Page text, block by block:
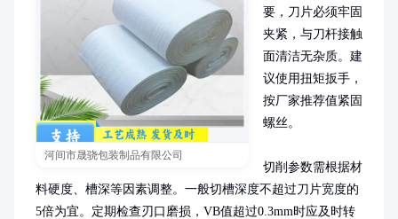
河间市晟骁包装制品有限公司
要，刀片必须牢固
夹紧，与刀杆接触
面清洁无杂质。建
议使用扭矩扳手，
按厂家推荐值紧固
螺丝。
切削参数需根据材
料硬度、槽深等因素调整。一般切槽深度不超过刀片宽度的
5倍为宜。定期检查刃口磨损，VB值超过0.3mm时应及时转